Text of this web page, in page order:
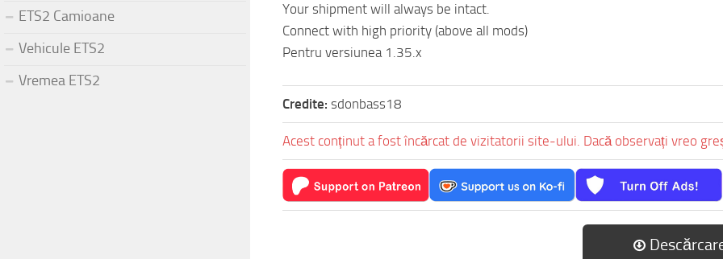
Your shipment will always be intact.
Connect with high priority (above all mods)
Pentru versiunea 1.35.x
Credite: sdonbass18
Acest conținut a fost încărcat de vizitatorii site-ului. Dacă observați vreo
ETS2 Camioane
Vehicule ETS2
Vremea ETS2